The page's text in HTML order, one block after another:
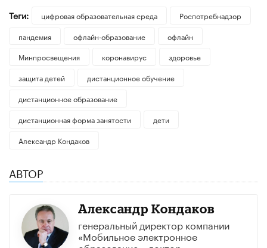
Теги: цифровая образовательная среда
Роспотребнадзор
пандемия
офлайн-образование
офлайн
Минпросвещения
коронавирус
здоровье
защита детей
дистанционное обучение
дистанционное образование
дистанционная форма занятости
дети
Александр Кондаков
АВТОР
Александр Кондаков
генеральный директор компании
«Мобильное электронное